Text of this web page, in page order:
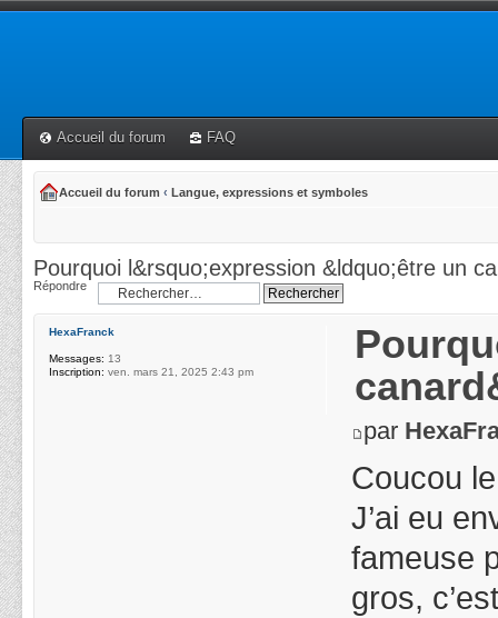
Accueil du forum FAQ
Accueil du forum ‹ Langue, expressions et symboles
Pourquoi l&rsquo;expression &ldquo;être un
Répondre
par
Coucou
J’ai eu
fameuse
gros,
HexaFranck
Messages: 13
Inscription: ven. mars 21, 2025 2:43 pm